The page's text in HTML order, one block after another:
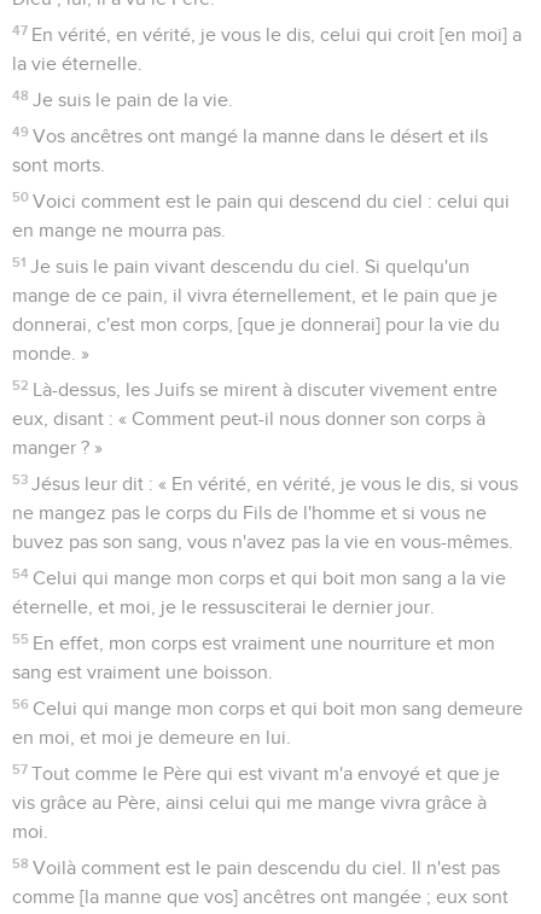
47 En vérité, en vérité, je vous le dis, celui qui croit [en moi] a
la vie éternelle.
48 Je suis le pain de la vie.
49 Vos ancêtres ont mangé la manne dans le désert et ils
sont morts.
50 Voici comment est le pain qui descend du ciel : celui qui
en mange ne mourra pas.
51 Je suis le pain vivant descendu du ciel. Si quelqu'un
mange de ce pain, il vivra éternellement, et le pain que je
donnerai, c'est mon corps, [que je donnerai] pour la vie du
monde. »
52 Là-dessus, les Juifs se mirent à discuter vivement entre
eux, disant : « Comment peut-il nous donner son corps à
manger ? »
53 Jésus leur dit : « En vérité, en vérité, je vous le dis, si vous
ne mangez pas le corps du Fils de l'homme et si vous ne
buvez pas son sang, vous n'avez pas la vie en vous-mêmes.
54 Celui qui mange mon corps et qui boit mon sang a la vie
éternelle, et moi, je le ressusciterai le dernier jour.
55 En effet, mon corps est vraiment une nourriture et mon
sang est vraiment une boisson.
56 Celui qui mange mon corps et qui boit mon sang demeure
en moi, et moi je demeure en lui.
57 Tout comme le Père qui est vivant m'a envoyé et que je
vis grâce au Père, ainsi celui qui me mange vivra grâce à
moi.
58 Voilà comment est le pain descendu du ciel. Il n'est pas
comme [la manne que vos] ancêtres ont mangée ; eux sont